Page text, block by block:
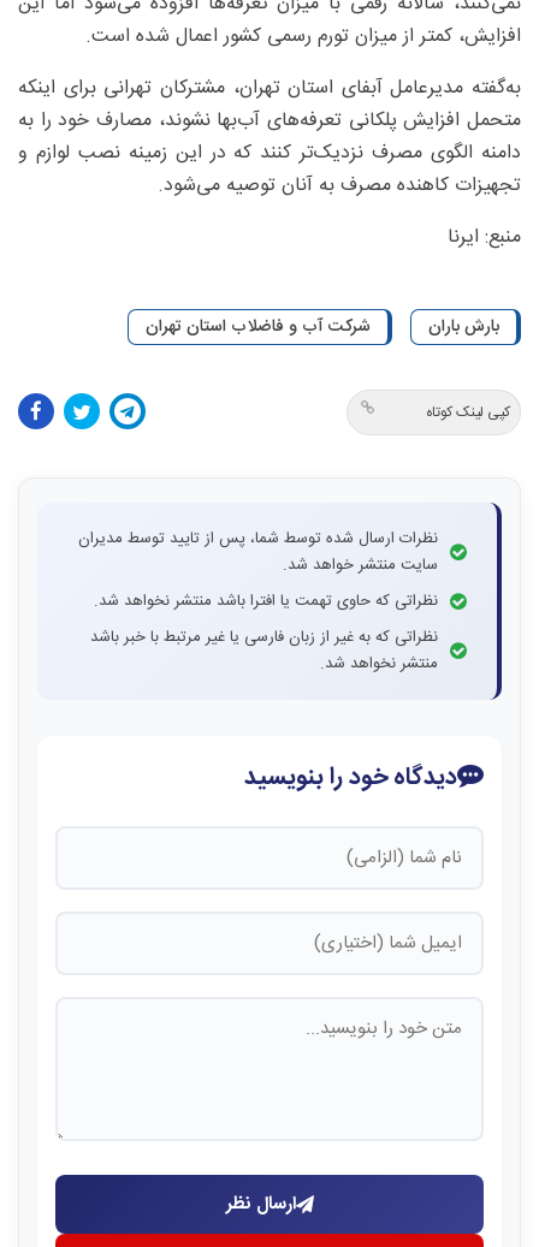
افزایش، کمتر از میزان تورم رسمی کشور اعمال شده است.
به‌گفته مدیرعامل آبفای استان تهران، مشترکان تهرانی برای اینکه
متحمل افزایش پلکانی تعرفه‌های آب‌بها نشوند، مصارف خود را به
دامنه الگوی مصرف نزدیک‌تر کنند که در این زمینه نصب لوازم و
تجهیزات کاهنده مصرف به آنان توصیه می‌شود.
منبع: ایرنا
بارش باران شرکت آب و فاضلاب استان تهران
کپی لینک کوتاه
نظرات ارسال شده توسط شما، پس از تایید توسط مدیران
سایت منتشر خواهد شد.
نظراتی که حاوی تهمت یا افترا باشد منتشر نخواهد شد.
نظراتی که به غیر از زبان فارسی یا غیر مرتبط با خبر باشد
منتشر نخواهد شد.
دیدگاه خود را بنویسید
ارسال نظر